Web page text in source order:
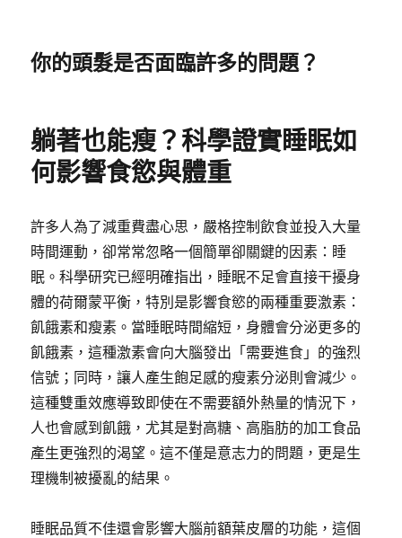
你的頭髮是否面臨許多的問題？
躺著也能瘦？科學證實睡眠如
何影響食慾與體重
許多人為了減重費盡心思，嚴格控制飲食並投入大量
時間運動，卻常常忽略一個簡單卻關鍵的因素：睡
眠。科學研究已經明確指出，睡眠不足會直接干擾身
體的荷爾蒙平衡，特別是影響食慾的兩種重要激素：
飢餓素和瘦素。當睡眠時間縮短，身體會分泌更多的
飢餓素，這種激素會向大腦發出「需要進食」的強烈
信號；同時，讓人產生飽足感的瘦素分泌則會減少。
這種雙重效應導致即使在不需要額外熱量的情況下，
人也會感到飢餓，尤其是對高糖、高脂肪的加工食品
產生更強烈的渴望。這不僅是意志力的問題，更是生
理機制被擾亂的結果。
睡眠品質不佳還會影響大腦前額葉皮層的功能，這個